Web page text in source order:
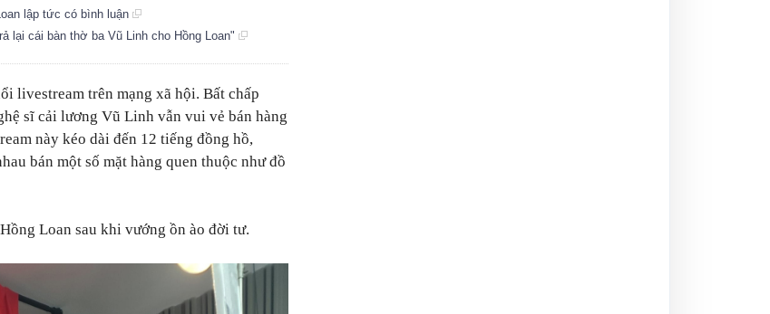
lập tức có bình luận
lại cái bàn thờ ba Vũ Linh cho Hồng Loan"
livestream trên mạng xã hội. Bất chấp
sĩ cải lương Vũ Linh vẫn vui vẻ bán hàng
này kéo dài đến 12 tiếng đồng hồ,
bán một số mặt hàng quen thuộc như đồ
Loan sau khi vướng ồn ào đời tư.